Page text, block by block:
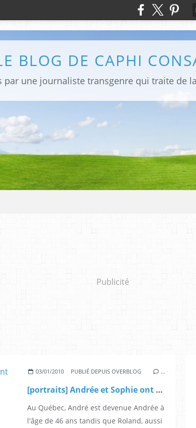
Publicité
03/01/2010 PUBLIÉ DEPUIS OVERBLOG …
[portraits] Andrée et Sophie ont fait leur "transition" à la cinquantaine
Au Québec, André est devenue Andrée à
l'âge de 46 ans tandis que Roland, aussi